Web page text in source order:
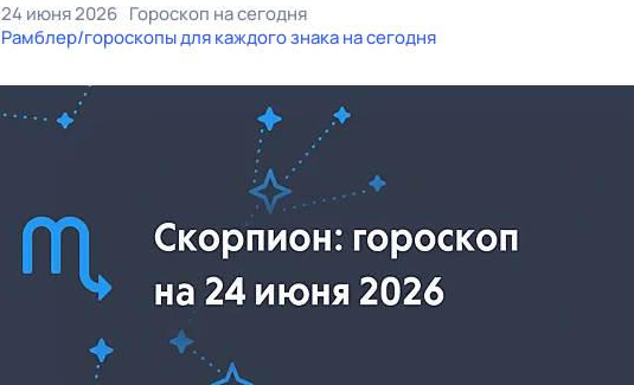
24 июня 2026 Гороскоп на сегодня
Рамблер/гороскопы для каждого знака на сегодня